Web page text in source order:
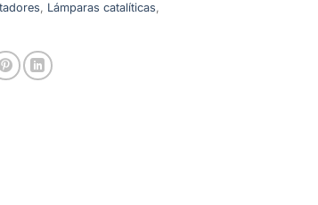
, Lámparas catalíticas,